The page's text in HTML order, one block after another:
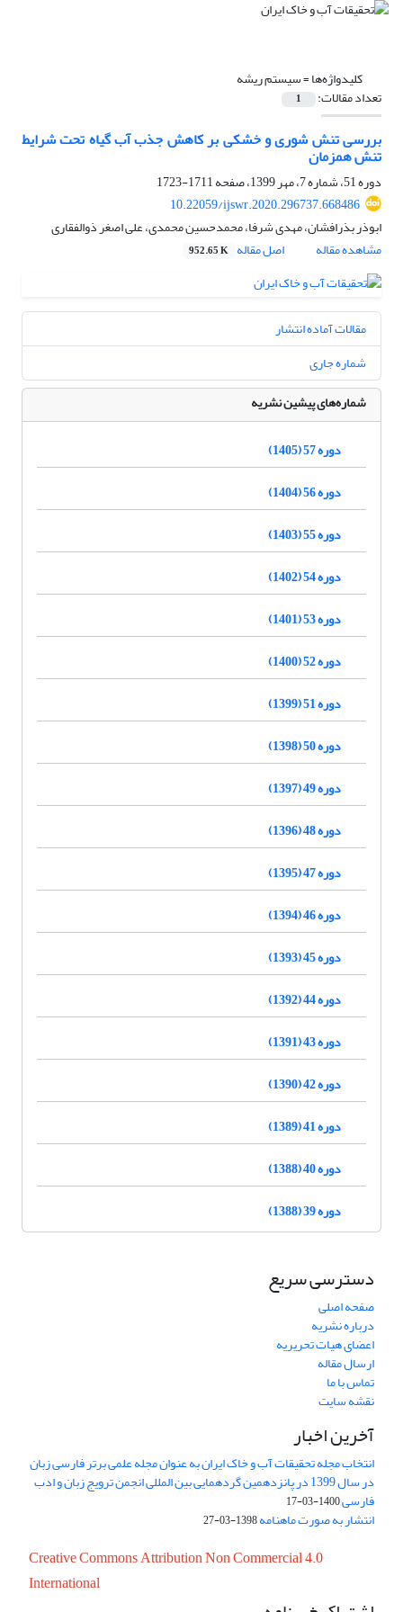
کلیدواژه‌ها =سیستم ریشه
تعداد مقالات: 1
بررسی تنش شوری و خشکی بر کاهش جذب آب گیاه تحت شرایط
تنش همزمان
دوره 51، شماره 7، مهر 1399، صفحه
1711-1723
10.22059/ijswr.2020.296737.668486
ابوذر بذرافشان، مهدی شرفا، محمدحسین محمدی، علی اصغر ذوالفقاری
مشاهده مقاله
اصل مقاله 952.65 K
مقالات آماده انتشار
شماره جاری
شماره‌های پیشین نشریه
دوره 57 (1405)
دوره 56 (1404)
دوره 55 (1403)
دوره 54 (1402)
دوره 53 (1401)
دوره 52 (1400)
دوره 51 (1399)
دوره 50 (1398)
دوره 49 (1397)
دوره 48 (1396)
دوره 47 (1395)
دوره 46 (1394)
دوره 45 (1393)
دوره 44 (1392)
دوره 43 (1391)
دوره 42 (1390)
دوره 41 (1389)
دوره 40 (1388)
دوره 39 (1388)
دسترسی سریع
صفحه اصلی
درباره نشریه
اعضای هیات تحریریه
ارسال مقاله
تماس با ما
نقشه سایت
آخرین اخبار
انتخاب مجله تحقیقات آب و خاک ایران به عنوان مجله علمی برتر فارسی زبان
در سال 1399 در پانزدهمین گردهمایی بین المللی انجمن ترویج زبان و ادب
فارسی1400-03-17
انتشار به صورت ماهنامه1398-03-27
Creative Commons Attribution Non Commercial 4.0
International